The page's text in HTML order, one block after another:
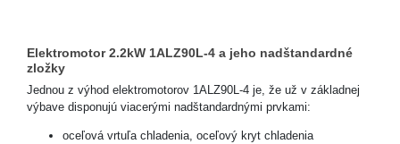
Elektromotor 2.2kW 1ALZ90L-4 a jeho nadštandardné
zložky
Jednou z výhod elektromotorov 1ALZ90L-4 je, že už v základnej
výbave disponujú viacerými nadštandardnými prvkami:
oceľová vrtuľa chladenia, oceľový kryt chladenia